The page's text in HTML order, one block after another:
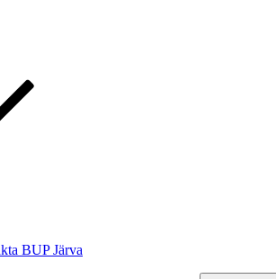
BUP Järva